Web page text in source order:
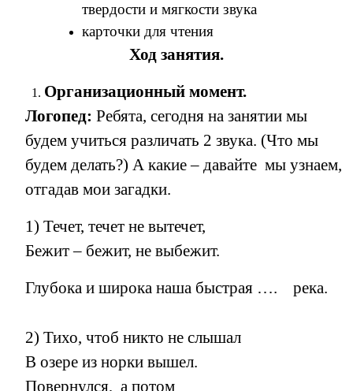
твердости и мягкости звука
карточки для чтения
Ход занятия.
Организационный момент.
Логопед: Ребята, сегодня на занятии мы
будем учиться различать 2 звука. (Что мы
будем делать?) А какие – давайте мы узнаем,
отгадав мои загадки.
1) Течет, течет не вытечет,
Бежит – бежит, не выбежит.
Глубока и широка наша быстрая …. река.
2) Тихо, чтоб никто не слышал
В озере из норки вышел.
Повернулся, а потом